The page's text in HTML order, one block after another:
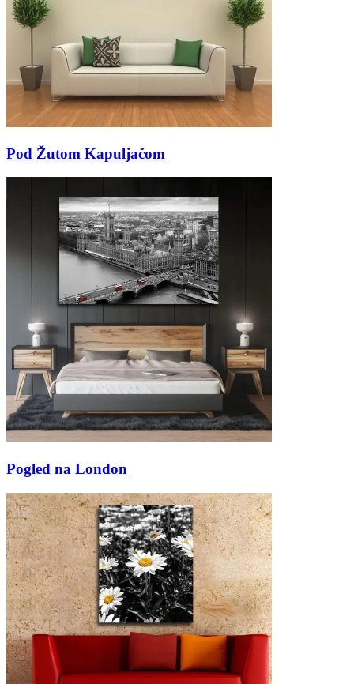
Pod Žutom Kapuljačom
Pogled na London